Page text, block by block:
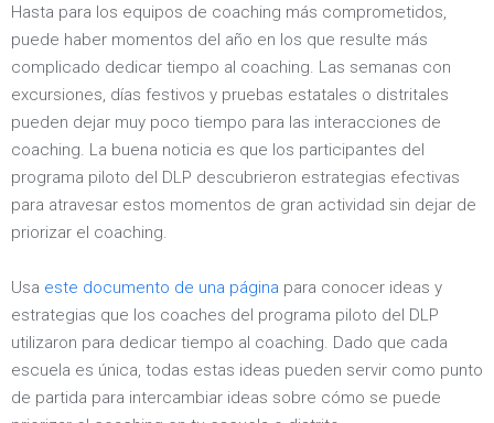
Hasta para los equipos de coaching más comprometidos,
puede haber momentos del año en los que resulte más
complicado dedicar tiempo al coaching. Las semanas con
excursiones, días festivos y pruebas estatales o distritales
pueden dejar muy poco tiempo para las interacciones de
coaching. La buena noticia es que los participantes del
programa piloto del DLP descubrieron estrategias efectivas
para atravesar estos momentos de gran actividad sin dejar de
priorizar el coaching.
Usa este documento de una página para conocer ideas y
estrategias que los coaches del programa piloto del DLP
utilizaron para dedicar tiempo al coaching. Dado que cada
escuela es única, todas estas ideas pueden servir como punto
de partida para intercambiar ideas sobre cómo se puede